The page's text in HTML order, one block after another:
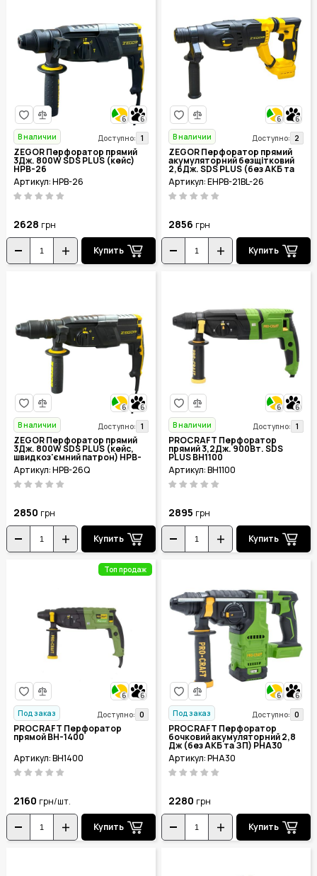
6
6
В наличии
Доступно: 1
ZEGOR Перфоратор прямий
3Дж. 800W SDS PLUS (кейс)
HPB-26
Артикул: HPB-26
2628 грн
Купить
6
6
В наличии
Доступно: 2
ZEGOR Перфоратор прямий
акумуляторний безщітковий
2,6Дж. SDS PLUS (без АКБ та
ЗП+кейс) EHPB-21BL-26
Артикул: EHPB-21BL-26
2856 грн
Купить
6
6
В наличии
Доступно: 1
ZEGOR Перфоратор прямий
3Дж. 800W SDS PLUS (кейс,
швидкоз'ємний патрон) HPB-
26Q
Артикул: HPB-26Q
2850 грн
Купить
6
6
В наличии
Доступно: 1
PROCRAFT Перфоратор
прямий 3,2Дж. 900Вт. SDS
PLUS BH1100
Артикул: BH1100
2895 грн
Купить
Топ продаж
6
6
Под заказ
Доступно: 0
PROCRAFT Перфоратор
прямой BH-1400
Артикул: BH1400
2160 грн/шт.
Купить
6
6
Под заказ
Доступно: 0
PROCRAFT Перфоратор
бочковий акумуляторний 2,8
Дж (без АКБ та ЗП) PHA30
Артикул: PHA30
2280 грн
Купить